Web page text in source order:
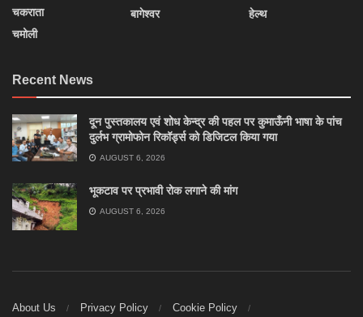
चकराता
चमोली
बागेश्वर
हेल्थ
Recent News
दून पुस्तकालय एवं शोध केन्द्र की पहल पर कुमाऊँनी भाषा के पांच
दुर्लभ ग्रामोफोन रिकॉर्ड्स को डिजिटल किया गया
AUGUST 6, 2026
भूकटाव पर प्रभावी रोक लगाने की मांग
AUGUST 6, 2026
About Us Privacy Policy
Cookie Policy